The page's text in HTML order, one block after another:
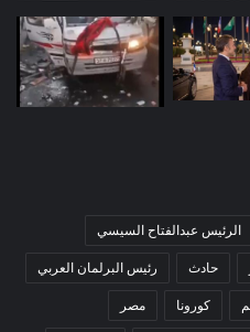
الرئيس عبدالفتاح السيسي
حادث رئيس البرلمان العربي
كورونا مصر